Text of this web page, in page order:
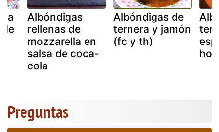
Albóndigas
rellenas de
mozzarella en
salsa de coca-
cola
Albóndigas de
ternera y jamón
(fc y th)
Preguntas